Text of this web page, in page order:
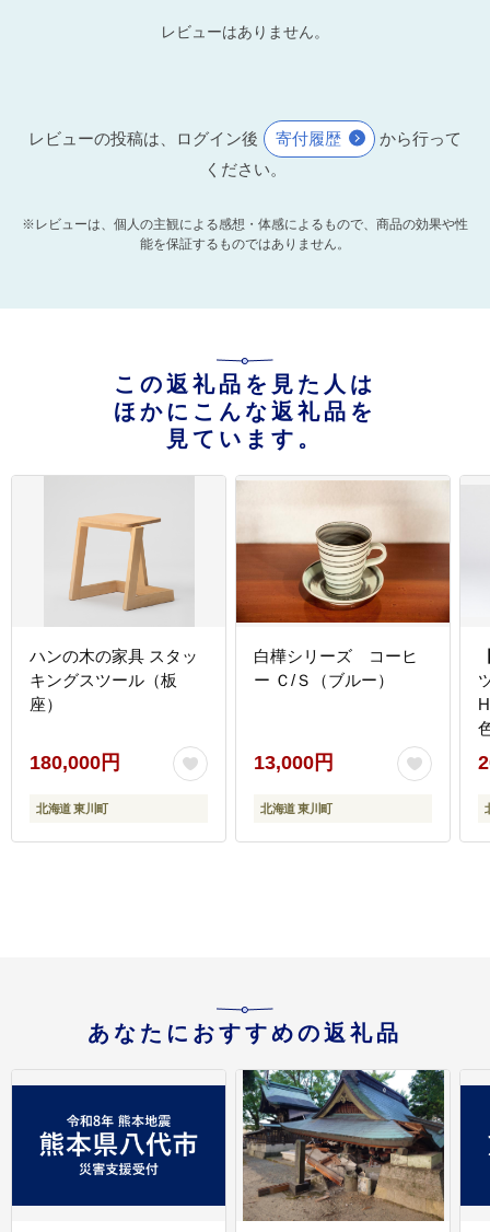
レビューはありません。
レビューの投稿は、ログイン後 寄付履歴
から行って
ください。
※レビューは、個人の主観による感想・体感によるもので、商品の効果や性
能を保証するものではありません。
この返礼品を見た人は
ほかにこんな返礼品を
見ています。
ハンの木の家具 スタッ
キングスツール（板
座）
180,000円
北海道 東川町
白樺シリーズ コーヒ
ー Ｃ/Ｓ（ブルー）
13,000円
北海道 東川町
あなたにおすすめの返礼品